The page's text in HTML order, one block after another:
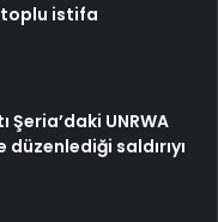
toplu istifa
Şeria’daki UNRWA
saldırıyı